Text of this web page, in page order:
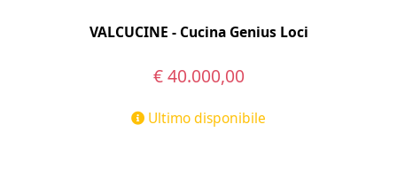
VALCUCINE - Cucina Genius Loci
€ 40.000,00
Ultimo disponibile